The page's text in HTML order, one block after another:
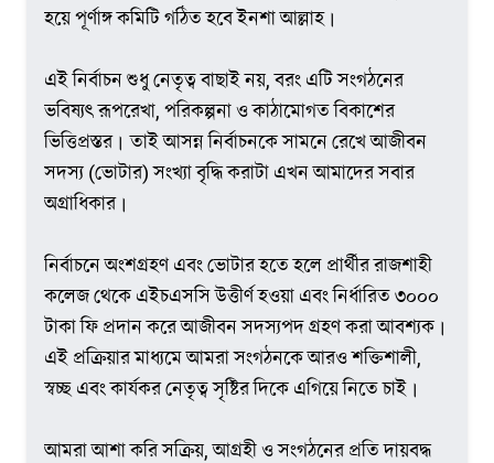
হয়ে পূর্ণাঙ্গ কমিটি গঠিত হবে ইনশা আল্লাহ।
এই নির্বাচন শুধু নেতৃত্ব বাছাই নয়, বরং এটি সংগঠনের
ভবিষ্যৎ রূপরেখা, পরিকল্পনা ও কাঠামোগত বিকাশের
ভিত্তিপ্রস্তর। তাই আসন্ন নির্বাচনকে সামনে রেখে আজীবন
সদস্য (ভোটার) সংখ্যা বৃদ্ধি করাটা এখন আমাদের সবার
অগ্রাধিকার।
নির্বাচনে অংশগ্রহণ এবং ভোটার হতে হলে প্রার্থীর রাজশাহী
কলেজ থেকে এইচএসসি উত্তীর্ণ হওয়া এবং নির্ধারিত ৩০০০
টাকা ফি প্রদান করে আজীবন সদস্যপদ গ্রহণ করা আবশ্যক।
এই প্রক্রিয়ার মাধ্যমে আমরা সংগঠনকে আরও শক্তিশালী,
স্বচ্ছ এবং কার্যকর নেতৃত্ব সৃষ্টির দিকে এগিয়ে নিতে চাই।
আমরা আশা করি সক্রিয়, আগ্রহী ও সংগঠনের প্রতি দায়বদ্ধ